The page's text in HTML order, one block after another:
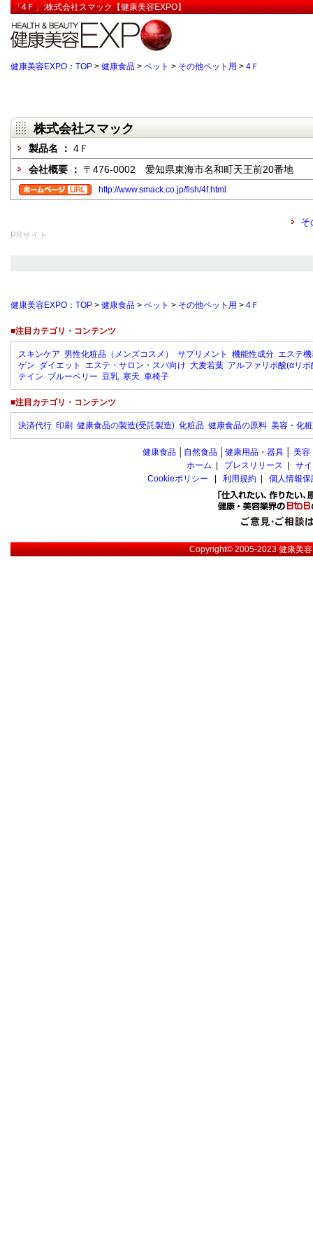
「4Ｆ」:株式会社スマック【健康美容EXPO】
健康美容EXPO：TOP > 健康食品 > ペット > その他ペット用 > 4Ｆ
株式会社スマック
製品名 ： 4Ｆ
会社概要 ： 〒476-0002 愛知県東海市名和町天王前20番地
http://www.smack.co.jp/fish/4f.html
そ
PRサイト
健康美容EXPO：TOP > 健康食品 > ペット > その他ペット用 > 4Ｆ
■注目カテゴリ・コンテンツ
スキンケア 男性化粧品（メンズコスメ） サプリメント 機能性成分 エステ
ゲン ダイエット エステ・サロン・スパ向け 大麦若葉 アルファリポ酸(αリポ
テイン ブルーベリー 豆乳 寒天 車椅子
■注目カテゴリ・コンテンツ
決済代行 印刷 健康食品の製造(受託製造) 化粧品 健康食品の原料 美容・化
健康食品 自然食品 健康用品・器具 美容
ホーム
プレスリリース
サ
Cookieポリシー
利用規約 個人情報
Copyright© 2005-2023健康美